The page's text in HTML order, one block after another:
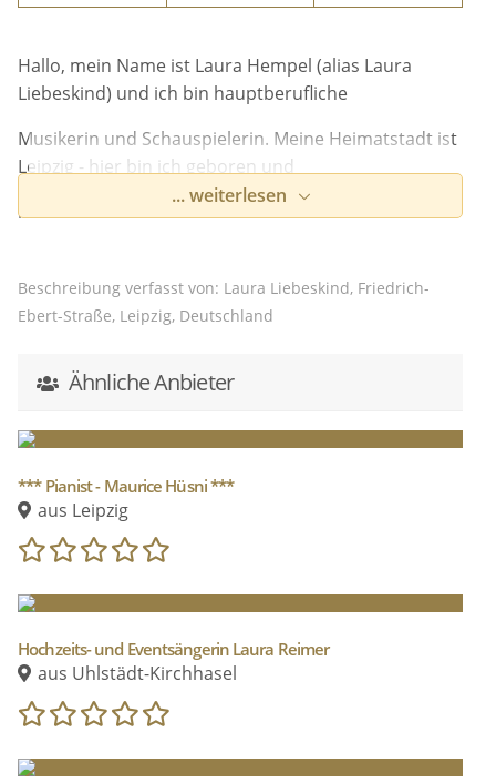
Hallo, mein Name ist Laura Hempel (alias Laura
Liebeskind) und ich bin hauptberufliche
Musikerin und Schauspielerin. Meine Heimatstadt ist
Leipzig - hier bin ich geboren und
hierhin bin ich wieder zurückgekehrt. Zwischendrin
Politikwissenschaften und in Wien sowie am Royal
Conservatoire of Scotland in Glasgow
50% in und um Leipzig tätig und
trete zu den anderen 50% in ganz Deutschland auf. In
Vielseitigkeit und fühle mich in vielen Genres
Zuhause und ich mag es, wie vielen
kann.
Ich interessiere mich für sehr, sehr viele Dinge im
Leben, doch da ich mich für eines
entscheiden musste, entschloss ich mich letztendlich
... weiterlesen
Beschreibung verfasst von: Laura Liebeskind, Friedrich-
Ebert-Straße, Leipzig, Deutschland
Ähnliche Anbieter
*** Pianist - Maurice Hüsni ***
aus Leipzig
Hochzeits- und Eventsängerin Laura Reimer
aus Uhlstädt-Kirchhasel